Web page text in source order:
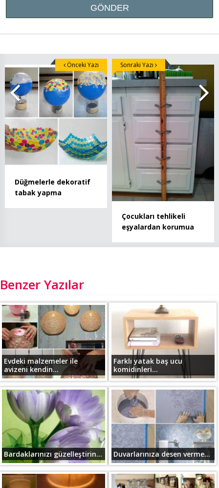
Düğmelerle dekoratif
tabak yapma
Önceki Yazı
Çocukları tehlikeli
eşyalardan korumua
Sonraki Yazı
Benzer Yazılar
Evdeki malzemeler ile
avizeni kendin...
Farklı yatak baş ucu
komidinleri...
Bardaklarınızı güzelleştirin... Duvarlarınıza desen verme...